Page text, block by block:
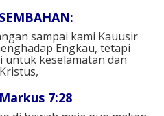
sampai kami Kauusir
Engkau, tetapi
untuk keselamatan dan
7:28